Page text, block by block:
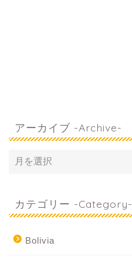
アーカイブ -Archive-
カテゴリー -Category-
Bolivia